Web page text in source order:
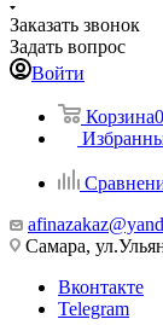
Заказать звонок
Задать вопрос
Войти
Корзина0
Самара,
Вконтакте
Telegram